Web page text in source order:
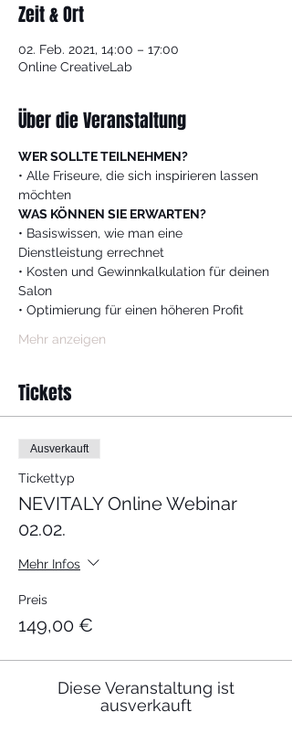
Zeit & Ort
02. Feb. 2021, 14:00 – 17:00
Online CreativeLab
Über die Veranstaltung
WER SOLLTE TEILNEHMEN?
• Alle Friseure, die sich inspirieren lassen
möchten
WAS KÖNNEN SIE ERWARTEN?
• Basiswissen, wie man eine
Dienstleistung errechnet
• Kosten und Gewinnkalkulation für deinen
Salon
• Optimierung für einen höheren Profit
Mehr anzeigen
Tickets
Ausverkauft
Tickettyp
NEVITALY Online Webinar
02.02.
Mehr Infos
Preis
149,00 €
Diese Veranstaltung ist
ausverkauft